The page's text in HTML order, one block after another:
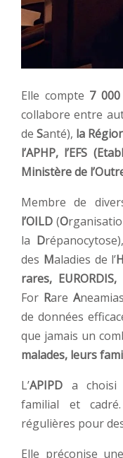
Elle compte 7
collabore entre
deSanté), la
l’APHP, l’EFS
Ministère de
Membre de
l’OILD (O
la D
des Maladies de l’
rares, EURORDIS,
For Rare A
de données
que jamais un
malades, leurs
L’APIPD a choisi
familial et
régulières pour
Elle préconise